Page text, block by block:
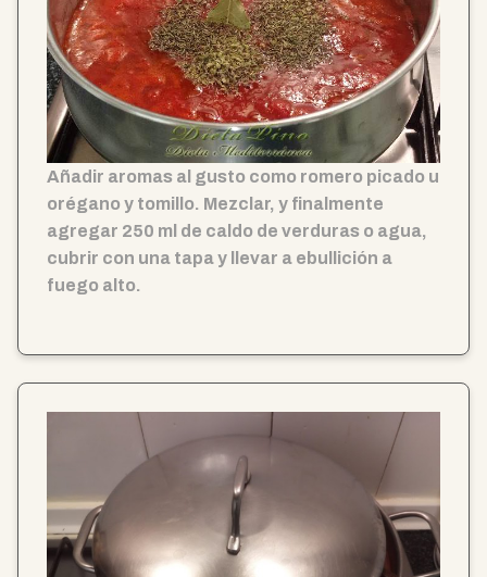
Añadir aromas al gusto como romero picado u
orégano y tomillo. Mezclar, y finalmente
agregar 250 ml de caldo de verduras o agua,
cubrir con una tapa y llevar a ebullición a
fuego alto.